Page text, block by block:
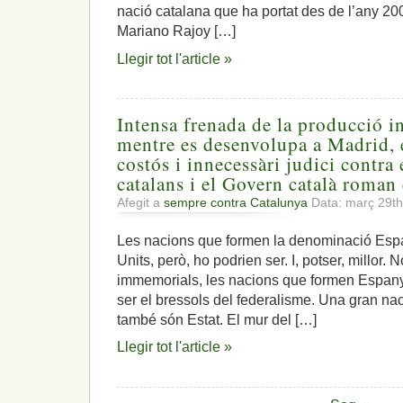
nació catalana que ha portat des de l’any
Mariano Rajoy […]
Llegir tot l'article »
Intensa frenada de la producció
mentre es desenvolupa a
costós i innecessàri judici contra
catalans i el Govern català
Afegit a sempre contra Catalunya Data: març
Les nacions que formen la denominació
Units, però, ho podrien ser. I, potser, millor.
immemorials, les nacions que formen
ser el bressols del federalisme. Una gran
també són Estat. El mur del […]
Llegir tot l'article »